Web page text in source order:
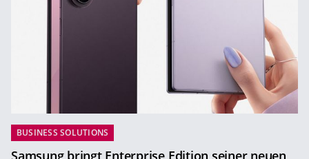
BUSINESS SOLUTIONS